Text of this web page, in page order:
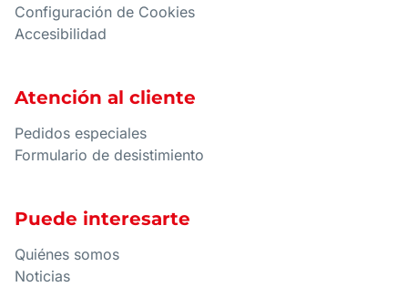
Configuración de Cookies
Accesibilidad
Atención al cliente
Pedidos especiales
Formulario de desistimiento
Puede interesarte
Quiénes somos
Noticias